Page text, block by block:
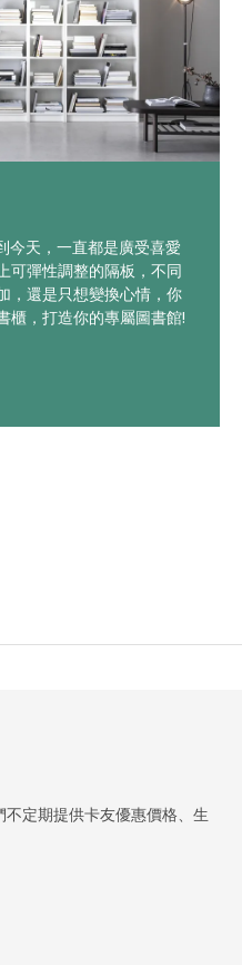
今天，一直都是廣受喜愛
可彈性調整的隔板，不同
，還是只想變換心情，你
櫃，打造你的專屬圖書館!
定期提供卡友優惠價格、生